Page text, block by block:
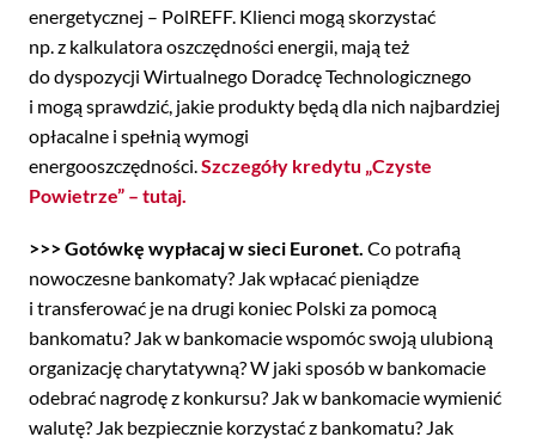
energetycznej – PolREFF. Klienci mogą skorzystać
np. z kalkulatora oszczędności energii, mają też
do dyspozycji Wirtualnego Doradcę Technologicznego
i mogą sprawdzić, jakie produkty będą dla nich najbardziej
opłacalne i spełnią wymogi
energooszczędności.Szczegóły kredytu „Czyste
Powietrze” – tutaj.
>>> Gotówkę wypłacaj w sieci Euronet. Co potrafią
nowoczesne bankomaty? Jak wpłacać pieniądze
i transferować je na drugi koniec Polski za pomocą
bankomatu? Jak w bankomacie wspomóc swoją ulubioną
organizację charytatywną? W jaki sposób w bankomacie
odebrać nagrodę z konkursu? Jak w bankomacie wymienić
walutę? Jak bezpiecznie korzystać z bankomatu? Jak